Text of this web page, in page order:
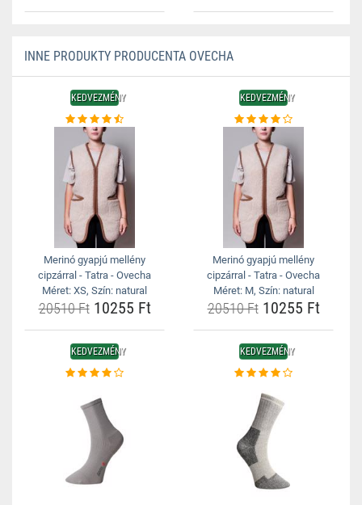
INNE PRODUKTY PRODUCENTA OVECHA
KEDVEZMÉNY
Merinó gyapjú mellény
cipzárral - Tatra - Ovecha
Méret: XS, Szín: natural
20510 Ft10255 Ft
KEDVEZMÉNY
Merinó gyapjú mellény
cipzárral - Tatra - Ovecha
Méret: M, Szín: natural
20510 Ft10255 Ft
KEDVEZMÉNY KEDVEZMÉNY